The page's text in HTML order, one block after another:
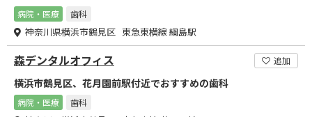
病院・医療 歯科
神奈川県横浜市鶴見区 東急東横線 綱島駅
森デンタルオフィス 追加
横浜市鶴見区、花月園前駅付近でおすすめの歯科
病院・医療 歯科